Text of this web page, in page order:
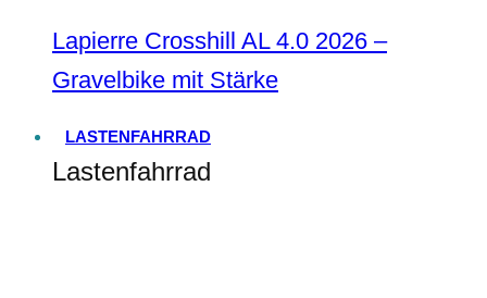
Lapierre Crosshill AL 4.0 2026 –
Gravelbike mit Stärke
LASTENFAHRRAD
Lastenfahrrad